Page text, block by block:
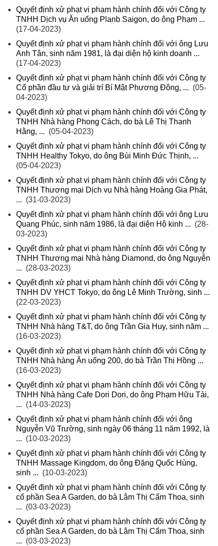
Quyết định xử phạt vi phạm hành chính đối với Công ty
TNHH Dịch vụ Ăn uống Planb Saigon, do ông Phạm ...
(17-04-2023)
Quyết định xử phạt vi phạm hành chính đối với ông Lưu
Anh Tân, sinh năm 1981, là đại diện hộ kinh doanh ...
(17-04-2023)
Quyết định xử phạt vi phạm hành chính đối với Công ty
Cổ phần đầu tư và giải trí Bí Mật Phương Đông, ... (05-
04-2023)
Quyết định xử phạt vi phạm hành chính đối với Công ty
TNHH Nhà hàng Phong Cách, do bà Lê Thị Thanh
Hằng, ... (05-04-2023)
Quyết định xử phạt vi phạm hành chính đối với Công ty
TNHH Healthy Tokyo, do ông Bùi Minh Đức Thịnh, ...
(05-04-2023)
Quyết định xử phạt vi phạm hành chính đối với Công ty
TNHH Thương mại Dịch vụ Nhà hàng Hoàng Gia Phát,
... (31-03-2023)
Quyết định xử phạt vi phạm hành chính đối với ông Lưu
Quang Phúc, sinh năm 1986, là đại diện Hộ kinh ... (28-
03-2023)
Quyết định xử phạt vi phạm hành chính đối với Công ty
TNHH Thương mại Nhà hàng Diamond, do ông Nguyễn
... (28-03-2023)
Quyết định xử phạt vi phạm hành chính đối với Công ty
TNHH DV YHCT Tokyo, do ông Lê Minh Trường, sinh ...
(22-03-2023)
Quyết định xử phạt vi phạm hành chính đối với Công ty
TNHH Nhà hàng T&T, do ông Trần Gia Huy, sinh năm ...
(16-03-2023)
Quyết định xử phạt vi phạm hành chính đối với Công ty
TNHH Nhà hàng Ăn uống 200, do bà Trần Thị Hồng ...
(16-03-2023)
Quyết định xử phạt vi phạm hành chính đối với Công ty
TNHH Nhà hàng Cafe Dori Dori, do ông Phạm Hữu Tài,
... (14-03-2023)
Quyết định xử phạt vi phạm hành chính đối với ông
Nguyễn Vũ Trường, sinh ngày 06 tháng 11 năm 1992, là
... (10-03-2023)
Quyết định xử phạt vi phạm hành chính đối với Công ty
TNHH Massage Kingdom, do ông Đặng Quốc Hùng,
sinh ... (10-03-2023)
Quyết định xử phạt vi phạm hành chính đối với Công ty
cổ phần Sea A Garden, do bà Lâm Thị Cẩm Thoa, sinh
... (03-03-2023)
Quyết định xử phạt vi phạm hành chính đối với Công ty
cổ phần Sea A Garden, do bà Lâm Thị Cẩm Thoa, sinh
... (03-03-2023)